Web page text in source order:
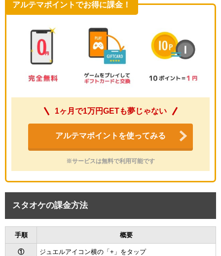
アルテマポイントでお得に課金！
1ヶ月で1万円GETも夢じゃない
アルテマポイントを使ってみる
※サービスは無料で利用可能です
スタオケの課金方法
手順 概要
① ジュエルアイコン横の「+」をタップ